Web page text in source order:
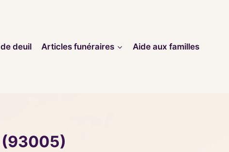
deuil Articles funéraires Aide aux familles
(93005)